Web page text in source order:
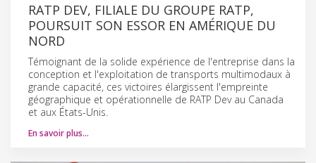
RATP DEV, FILIALE DU GROUPE RATP,
POURSUIT SON ESSOR EN AMÉRIQUE DU
NORD
Témoignant de la solide expérience de l'entreprise dans la
conception et l'exploitation de transports multimodaux à
grande capacité, ces victoires élargissent l'empreinte
géographique et opérationnelle de RATP Dev au Canada
et aux États-Unis.
En savoir plus…